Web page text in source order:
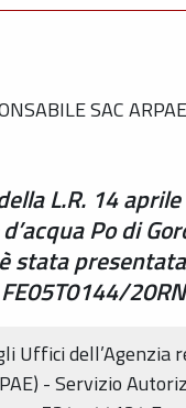
SAC
L.R. 14
Po di
stata
Uffici dell’Agenzia
- Servizio